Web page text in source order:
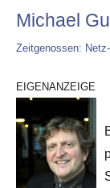
Michael
Zeitgenossen:
EIGENANZEIGE